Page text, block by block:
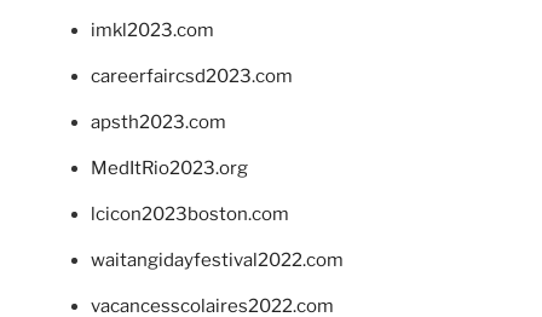
imkl2023.com
careerfaircsd2023.com
apsth2023.com
MedItRio2023.org
lcicon2023boston.com
waitangidayfestival2022.com
vacancesscolaires2022.com